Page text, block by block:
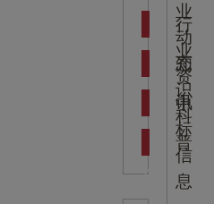
心
业
动
态
行
业
资
讯
知
识
科
普
中
标
信
息